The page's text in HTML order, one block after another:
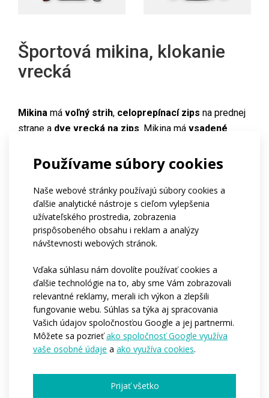
Používame súbory cookies
Naše webové stránky používajú súbory cookies a
ďalšie analytické nástroje s cieľom vylepšenia
užívateľského prostredia, zobrazenia
prispôsobeného obsahu i reklam a analýzy
návštevnosti webových stránok.
Vďaka súhlasu nám dovolíte používať cookies a
ďalšie technológie na to, aby sme Vám zobrazovali
relevantné reklamy, merali ich výkon a zlepšili
fungovanie webu. Súhlas sa týka aj spracovania
Vašich údajov spoločnosťou Google a jej partnermi.
Môžete sa pozrieťako spoločnosť Google využíva
vaše osobné údaje a ako využíva cookies.
Prijať všetko
Športová mikina, klokanie
vrecká
Mikina má voľný strih, celoprepínací zips na prednej
strane a dve vrecká na zips. Mikina má vsadené
manžety a spodný lem pre väčšie pohodlie pri pohybe.
MESH, základ tvorí ľahký, pohodlný a rýchloschnúci
DRYCLIM, zatiaľ čovložky v podpazuší
priedušného MESHpre väčšiu pružnosť a pohodlie.
Na požiadanie je možné mikinu doplniť o
prvky.
Ak si nie ste istí, ktorú mikinu si vybrať, kontaktujte
Ľudmilu Muchovú, tel.: +421 911 255 708, e-mail:
muchova@atexsport.sk. Ďakujeme!
Kód:
at987.01
Materiál:
Dryclim